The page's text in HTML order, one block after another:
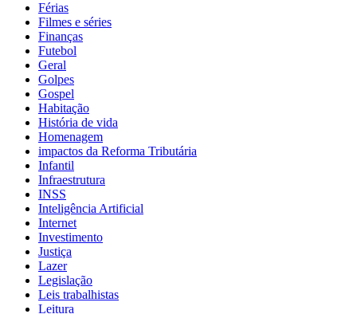
Férias
Filmes e séries
Finanças
Futebol
Geral
Golpes
Gospel
Habitação
História de vida
Homenagem
impactos da Reforma Tributária
Infantil
Infraestrutura
INSS
Inteligência Artificial
Internet
Investimento
Justiça
Lazer
Legislação
Leis trabalhistas
Leitura